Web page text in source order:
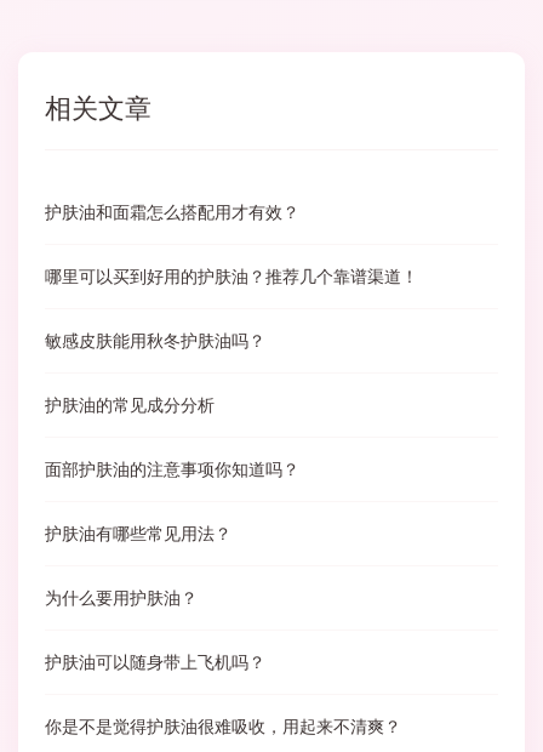
相关文章
护肤油和面霜怎么搭配用才有效？
哪里可以买到好用的护肤油？推荐几个靠谱渠道！
敏感皮肤能用秋冬护肤油吗？
护肤油的常见成分分析
面部护肤油的注意事项你知道吗？
护肤油有哪些常见用法？
为什么要用护肤油？
护肤油可以随身带上飞机吗？
你是不是觉得护肤油很难吸收，用起来不清爽？